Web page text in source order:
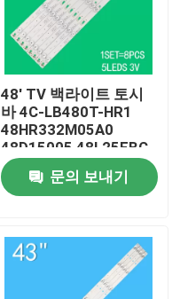
48' TV 백라이트 토시
바 4C-LB480T-HR1
48HR332M05A0
48D15005 48L25EBC
48L26CMC 48L2600C
48L2500C문의 보내기